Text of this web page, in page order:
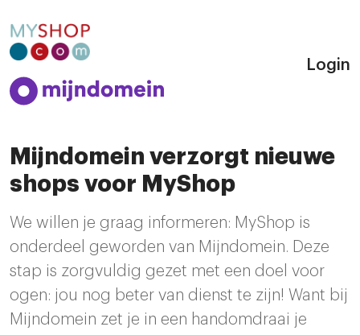
Login
Mijndomein verzorgt nieuwe
shops voor MyShop
We willen je graag informeren: MyShop is
onderdeel geworden van Mijndomein. Deze
stap is zorgvuldig gezet met een doel voor
ogen: jou nog beter van dienst te zijn! Want bij
Mijndomein zet je in een handomdraai je